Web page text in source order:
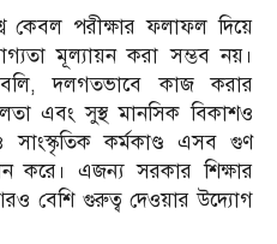
কেবল পরীক্ষার ফলাফল দিয়ে
মূল্যায়ন করা সম্ভব নয়।
দলগতভাবে কাজ করার
এবং সুস্থ মানসিক বিকাশও
সাংস্কৃতিক কর্মকাণ্ড এসব গুণ
করে। এজন্য সরকার শিক্ষার
বেশি গুরুত্ব দেওয়ার উদ্যোগ